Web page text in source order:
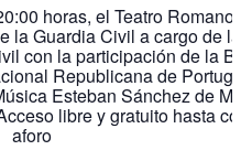
horas, el Teatro
la Guardia Civil a cargo de
con la participación de la
Republicana de
Esteban Sánchez de
libre y gratuito hasta
aforo